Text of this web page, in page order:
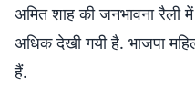
अमित शाह की जनभावना रैली
अधिक देखी गयी है. भाजपा
हैं.